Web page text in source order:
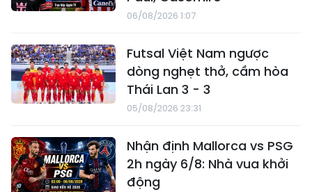
06/08/2026 1:07
Futsal Việt Nam ngược
dòng nghẹt thở, cầm hòa
Thái Lan 3 - 3
05/08/2026 23:31
Nhận định Mallorca vs PSG
2h ngày 6/8: Nhà vua khởi
động